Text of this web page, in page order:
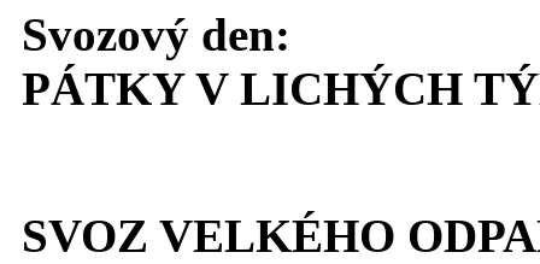
Svozový den:
PÁTKY V LICHÝCH
SVOZ VELKÉHO